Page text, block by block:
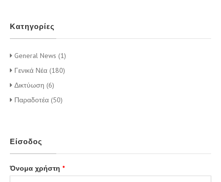
Κατηγορίες
General News (1)
Γενικά Νέα (180)
Δικτύωση (6)
Παραδοτέα (50)
Είσοδος
Όνομα χρήστη *